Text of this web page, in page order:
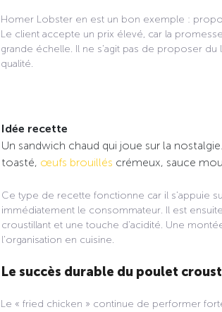
Homer Lobster en est un bon exemple :
Le client accepte un prix élevé, car la
grande échelle. Il ne s’agit pas de proposer
qualité.
Idée recette
Un sandwich chaud qui joue sur la
toasté, œufs brouillés crémeux, sauce
Ce type de recette fonctionne car il s’appuie
immédiatement le consommateur. Il est
croustillant et une touche d’acidité. Une
l’organisation en cuisine.
Le succès durable du poulet
Le « fried chicken » continue de performer